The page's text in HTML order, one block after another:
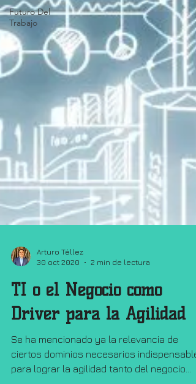
Futuro Del
Trabajo
30 oct 2020
2 min de lectura
TI o el Negocio como
Driver para la Agilidad
Se ha mencionado ya la relevancia de
ciertos dominios necesarios